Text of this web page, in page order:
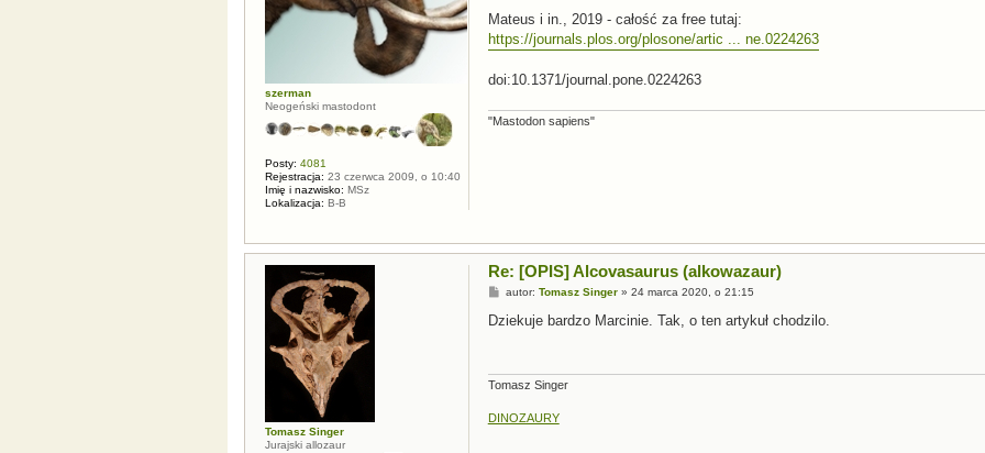
szerman
Neogeński mastodont
Posty: 4081
Rejestracja: 23 czerwca 2009, o 10:40
Imię i nazwisko: MSz
Lokalizacja: B-B
Mateus i in., 2019 - całość za free tutaj:
https://journals.plos.org/plosone/artic ... ne.0224263
doi:10.1371/journal.pone.0224263
"Mastodon sapiens"
Tomasz Singer
Jurajski allozaur
Re: [OPIS] Alcovasaurus (alkowazaur)
P
s
autor: Tomasz Singer» 24 marca 2020, o 21:15
Dziekuje bardzo Marcinie. Tak, o ten artykuł chodzilo.
Tomasz Singer
DINOZAURY